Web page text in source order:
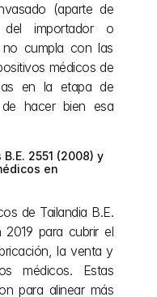
(aparte de
importador o
cumpla con las
médicos de
en la etapa de
de hacer bien esa
2551 (2008) y
en
de Tailandia B.E.
para cubrir el
la venta y
médicos. Estas
para alinear más